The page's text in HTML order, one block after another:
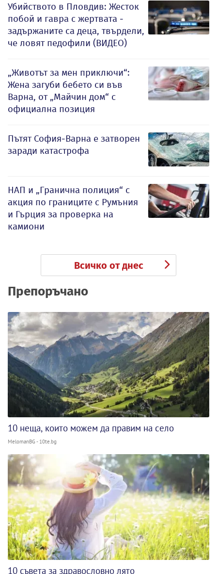
Убийството в Пловдив: Жесток
побой и гавра с жертвата -
задържаните са деца, твърдели,
че ловят педофили (ВИДЕО)
„Животът за мен приключи“:
Жена загуби бебето си във
Варна, от „Майчин дом“ с
официална позиция
Пътят София-Варна е затворен
заради катастрофа
НАП и „Гранична полиция“ с
акция по границите с Румъния
и Гърция за проверка на
камиони
Всичко от днес
Препоръчано
10 неща, които можем да правим на село
MelomanBG - 10te.bg
10 съвета за здравословно лято